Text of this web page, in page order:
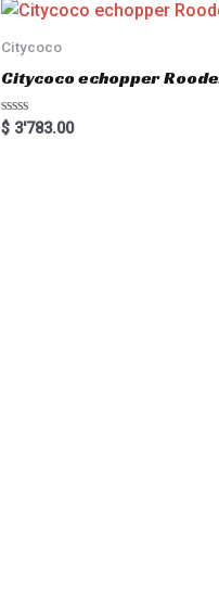
Citycoco
Citycoco echopper
R
a
$3'783.00